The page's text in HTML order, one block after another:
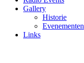
Gallery
Historie
Evenementen
Links